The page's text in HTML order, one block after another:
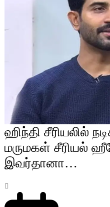
ஹிந்தி சீரியலில்
மருமகள் சீரியல்
இவர்தானா…